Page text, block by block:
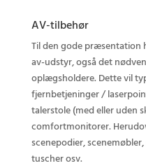
AV-tilbehør
Til den gode præsentation
av-udstyr, også det
oplægsholdere. Dette vil
fjernbetjeninger /
talerstole (med eller uden
comfortmonitorer.
scenepodier,
tuscher osv.